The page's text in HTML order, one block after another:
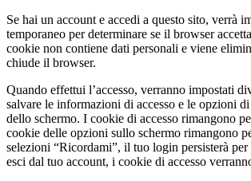
Se hai un account e accedi a questo sito, verrà
temporaneo per determinare se il browser
cookie non contiene dati personali e viene
chiude il browser.
Quando effettui l’accesso, verranno impostati
salvare le informazioni di accesso e le opzioni
dello schermo. I cookie di accesso rimangono
cookie delle opzioni sullo schermo rimangono
selezioni “Ricordami”, il tuo login persisterà per
esci dal tuo account, i cookie di accesso